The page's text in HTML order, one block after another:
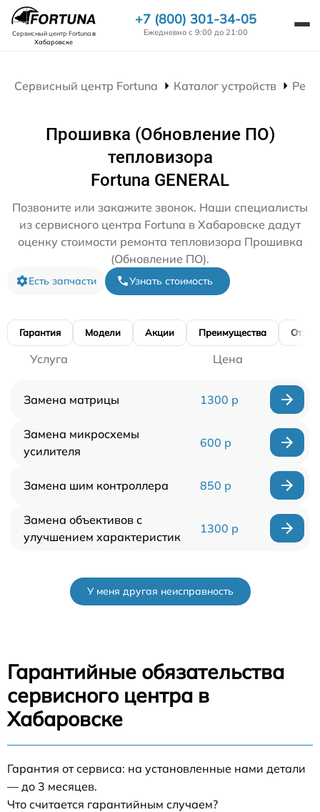
Сервисный центр Fortunaв
Хабаровске
+7 (800) 301-34-05
Ежедневно с 9:00 до 21:00
Сервисный центр Fortuna Каталог устройств
Прошивка (Обновление ПО)
тепловизора
Fortuna GENERAL
Позвоните или закажите звонок. Наши специалисты
из сервисного центра Fortuna в Хабаровске дадут
оценку стоимости ремонта тепловизора Прошивка
(Обновление ПО).
Есть запчасти Узнать стоимость
Гарантия Модели Акции Преимущества
Услуга Цена
Замена матрицы 1300 р
Замена микросхемы
усилителя
600 р
Замена шим контроллера 850 р
Замена объективов с
улучшением характеристик
1300 р
У меня другая неисправность
Гарантийные обязательства
сервисного центра в
Хабаровске
Гарантия от сервиса: на установленные нами детали
— до 3 месяцев.
Что считается гарантийным случаем?